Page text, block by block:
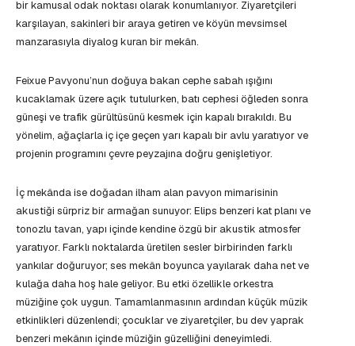
bir kamusal odak noktası olarak konumlanıyor. Ziyaretçileri
karşılayan, sakinleri bir araya getiren ve köyün mevsimsel
manzarasıyla diyalog kuran bir mekân.
Feixue Pavyonu’nun doğuya bakan cephe sabah ışığını
kucaklamak üzere açık tutulurken, batı cephesi öğleden sonra
güneşi ve trafik gürültüsünü kesmek için kapalı bırakıldı. Bu
yönelim, ağaçlarla iç içe geçen yarı kapalı bir avlu yaratıyor ve
projenin programını çevre peyzajına doğru genişletiyor.
İç mekânda ise doğadan ilham alan pavyon mimarisinin
akustiği sürpriz bir armağan sunuyor: Elips benzeri kat planı ve
tonozlu tavan, yapı içinde kendine özgü bir akustik atmosfer
yaratıyor. Farklı noktalarda üretilen sesler birbirinden farklı
yankılar doğuruyor; ses mekân boyunca yayılarak daha net ve
kulağa daha hoş hale geliyor. Bu etki özellikle orkestra
müziğine çok uygun. Tamamlanmasının ardından küçük müzik
etkinlikleri düzenlendi; çocuklar ve ziyaretçiler, bu dev yaprak
benzeri mekânın içinde müziğin güzelliğini deneyimledi.